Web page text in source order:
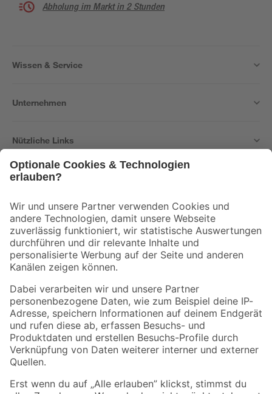
Abholung im Markt in 2 Stunden
Wissen & Service
Unternehmen
Nützliche Links
Der toom Newsletter: Keine Angebote und Aktionen mehr verpassen!
Zur Newsletter Anmeldung
Folge uns
Zahlungsarten Versandarten
Sicher einkaufen